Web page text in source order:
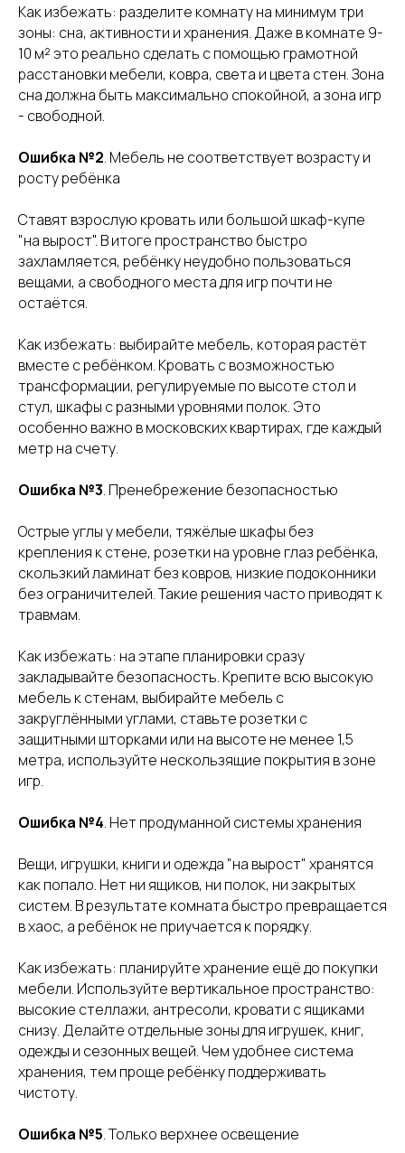
Как избежать: разделите комнату на минимум три
зоны: сна, активности и хранения. Даже в комнате 9-
10 м² это реально сделать с помощью грамотной
расстановки мебели, ковра, света и цвета стен. Зона
сна должна быть максимально спокойной, а зона игр
- свободной.
Ошибка №2. Мебель не соответствует возрасту и
росту ребёнка
Ставят взрослую кровать или большой шкаф-купе
"на вырост". В итоге пространство быстро
захламляется, ребёнку неудобно пользоваться
вещами, а свободного места для игр почти не
остаётся.
Как избежать: выбирайте мебель, которая растёт
вместе с ребёнком. Кровать с возможностью
трансформации, регулируемые по высоте стол и
стул, шкафы с разными уровнями полок. Это
особенно важно в московских квартирах, где каждый
метр на счету.
Ошибка №3. Пренебрежение безопасностью
Острые углы у мебели, тяжёлые шкафы без
крепления к стене, розетки на уровне глаз ребёнка,
скользкий ламинат без ковров, низкие подоконники
без ограничителей. Такие решения часто приводят к
травмам.
Как избежать: на этапе планировки сразу
закладывайте безопасность. Крепите всю высокую
мебель к стенам, выбирайте мебель с
закруглёнными углами, ставьте розетки с
защитными шторками или на высоте не менее 1,5
метра, используйте нескользящие покрытия в зоне
игр.
Ошибка №4. Нет продуманной системы хранения
Вещи, игрушки, книги и одежда "на вырост" хранятся
как попало. Нет ни ящиков, ни полок, ни закрытых
систем. В результате комната быстро превращается
в хаос, а ребёнок не приучается к порядку.
Как избежать: планируйте хранение ещё до покупки
мебели. Используйте вертикальное пространство:
высокие стеллажи, антресоли, кровати с ящиками
снизу. Делайте отдельные зоны для игрушек, книг,
одежды и сезонных вещей. Чем удобнее система
хранения, тем проще ребёнку поддерживать
чистоту.
Ошибка №5. Только верхнее освещение